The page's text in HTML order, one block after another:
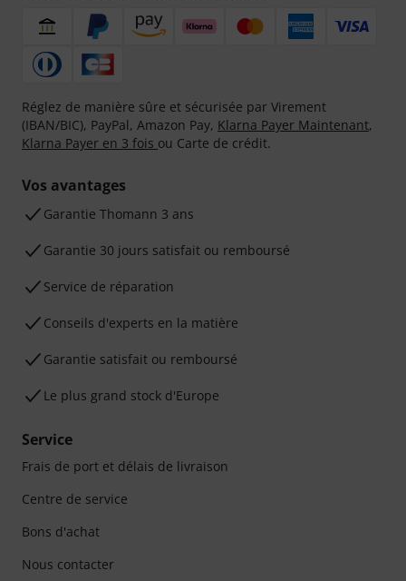
Réglez de manière sûre et sécurisée par Virement
(IBAN/BIC), PayPal, Amazon Pay, Klarna Payer Maintenant,
Klarna Payer en 3 fois ou Carte de crédit.
Vos avantages
Ga­ran­tie Thomann 3 ans
Garantie 30 jours satisfait ou remboursé
Service de réparation
Conseils d'experts en la matière
Garantie satisfait ou remboursé
Le plus grand stock d'Europe
Service
Frais de port et délais de livraison
Centre de service
Bons d'achat
Nous contacter